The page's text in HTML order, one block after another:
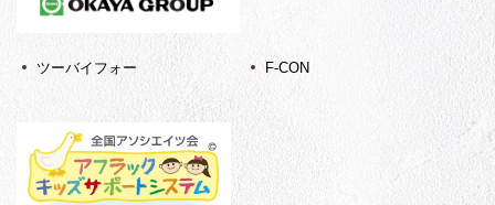
ツーバイフォー F-CON